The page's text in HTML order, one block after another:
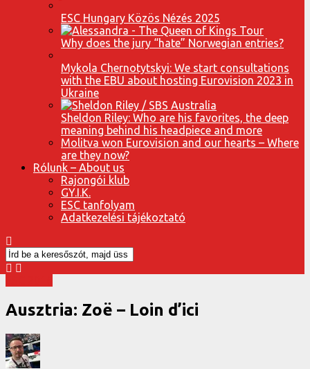
ESC Hungary Közös Nézés 2025
Why does the jury “hate” Norwegian entries?
Mykola Chernotytskyi: We start consultations
with the EBU about hosting Eurovision 2023 in
Ukraine
Sheldon Riley: Who are his favorites, the deep
meaning behind his headpiece and more
Molitva won Eurovision and our hearts – Where
are they now?
Rólunk – About us
Rajongói klub
GY.I.K.
ESC tanfolyam
Adatkezelési tájékoztató
Ausztria: Zoë – Loin d’ici